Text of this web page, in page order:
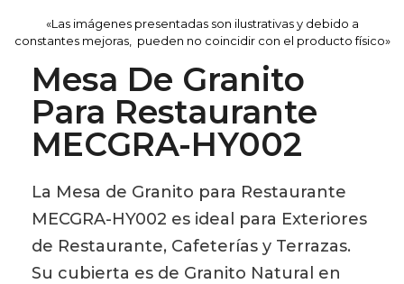
«Las imágenes presentadas son ilustrativas y debido a
constantes mejoras, pueden no coincidir con el producto físico»
Mesa De Granito
Para Restaurante
MECGRA-HY002
La Mesa de Granito para Restaurante
MECGRA-HY002 es ideal para Exteriores
de Restaurante, Cafeterías y Terrazas.
Su cubierta es de Granito Natural en